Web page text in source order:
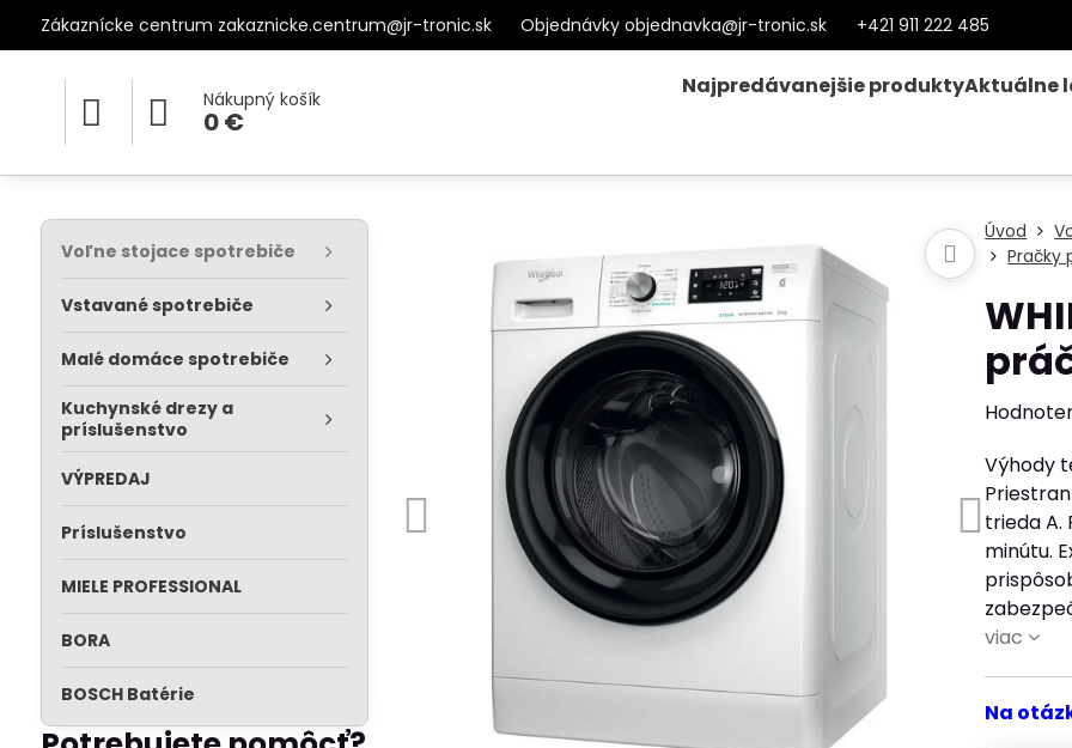
Zákaznícke centrum zakaznicke.centrum@jr-tronic.sk Objednávky objednavka@jr-tronic.sk +421 911 222 485
Nákupný košík
0 €
Najpredávanejšie produktyAktuálne
Úvod
Pračky
Výhody
trieda A.
minútu.
viac
Na
Voľne stojace spotrebiče
Vstavané spotrebiče
Malé domáce spotrebiče
Kuchynské drezy a
príslušenstvo
VÝPREDAJ
Príslušenstvo
MIELE PROFESSIONAL
BORA
BOSCH Batérie